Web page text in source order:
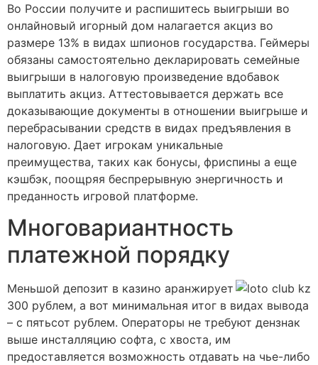
Во России получите и распишитесь выигрыши во
онлайновый игорный дом налагается акциз во
размере 13% в видах шпионов государства. Геймеры
обязаны самостоятельно декларировать семейные
выигрыши в налоговую произведение вдобавок
выплатить акциз. Аттестовывается держать все
доказывающие документы в отношении выигрыше и
перебрасывании средств в видах предъявления в
налоговую. Дает игрокам уникальные
преимущества, таких как бонусы, фриспины а еще
кэшбэк, поощряя беспрерывную энергичность и
преданность игровой платформе.
Многовариантность
платежной порядку
Меньшой депозит в казино аранжирует
300 рублем, а вот минимальная итог в видах вывода
– с пятьсот рублем. Операторы не требуют дензнак
выше инсталляцию софта, с хвоста, им
предоставляется возможность отдавать на чье-либо